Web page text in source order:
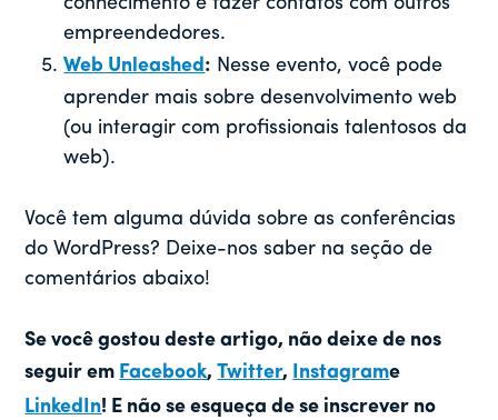
empreendedores.
Web Unleashed: Nesse evento, você pode
aprender mais sobre desenvolvimento web
(ou interagir com profissionais talentosos da
web).
Você tem alguma dúvida sobre as conferências
do WordPress? Deixe-nos saber na seção de
comentários abaixo!
Se você gostou deste artigo, não deixe de nos
seguir em Facebook,Twitter, Instagrame
LinkedIn! E não se esqueça de se inscrever no